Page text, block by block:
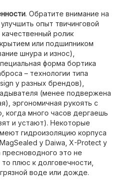
. Обратите внимание на
опыт твичинговой
ролик
или подшипником
шнура и износ),
форма бортика
– технологии типа
у разных брендов),
(менее подвержена
эргономичная рукоять с
когда много часов дергаешь
и устают). Некоторые
гидроизоляцию корпуса
у Daiwa, X-Protect у
пресноводного это не
плюс к долговечности,
воде или дожде.